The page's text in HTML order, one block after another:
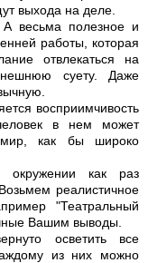
выхода на деле.
весьма полезное и
работы, которая
отвлекаться на
суету. Даже
восприимчивость
в нем может
мир, как бы широко
как раз
реалистичное
"Театральный
Вашим выводы.
осветить все
из них можно